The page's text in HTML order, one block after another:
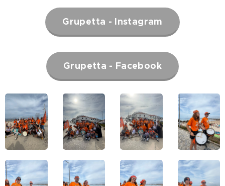
Grupetta - Instagram
Grupetta - Facebook